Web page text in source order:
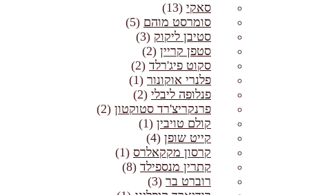
סאקי (13)
סומרסט מוהם (5)
סטיבן ליקוק (3)
סטפן קריין (2)
סקוט פיג'רלד (2)
פלנרי אוקונור (1)
פנלופה ליבלי (2)
פרנקריצ'רד סטוקטון (2)
קולם טויבין (1)
קייט שופן (4)
קרסון מקקאלרס (1)
קתרין מנספילד (8)
רוברט בר (3)